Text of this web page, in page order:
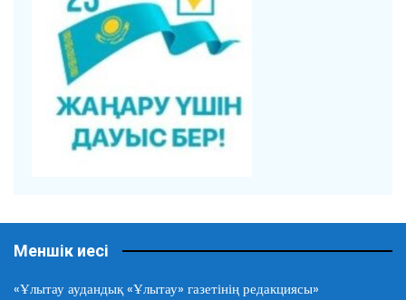
Меншік иесі
«Ұлытау аудандық «Ұлытау» газетінің редакциясы»